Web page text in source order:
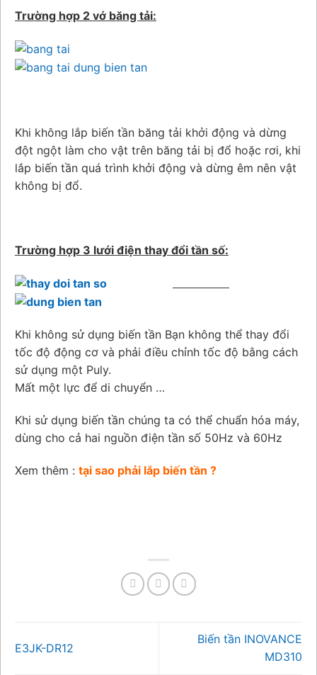
Trường hợp 2 vớ băng tải:
Khi không lắp biến tần băng tải khởi động và dừng
đột ngột làm cho vật trên băng tải bị đổ hoặc rơi, khi
lắp biến tần quá trình khởi động và dừng êm nên vật
không bị đổ.
Trường hợp 3 lưới điện thay đổi tần số:
Khi không sử dụng biến tần Bạn không thể thay đổi
tốc độ động cơ và phải điều chỉnh tốc độ bằng cách
sử dụng một Puly.
Mất một lực để di chuyển …
Khi sử dụng biến tần chúng ta có thể chuẩn hóa máy,
dùng cho cả hai nguồn điện tần số 50Hz và 60Hz
Xem thêm : tại sao phải lắp biến tần ?
E3JK-DR12
Biến tần INOVANCE
MD310